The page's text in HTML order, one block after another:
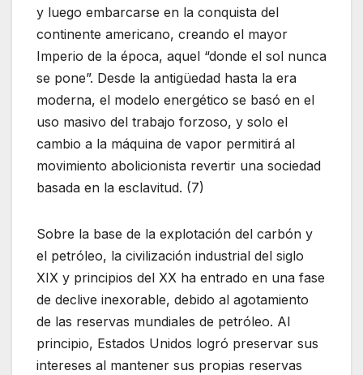
y luego embarcarse en la conquista del
continente americano, creando el mayor
Imperio de la época, aquel “donde el sol nunca
se pone”. Desde la antigüedad hasta la era
moderna, el modelo energético se basó en el
uso masivo del trabajo forzoso, y solo el
cambio a la máquina de vapor permitirá al
movimiento abolicionista revertir una sociedad
basada en la esclavitud. (7)
Sobre la base de la explotación del carbón y
el petróleo, la civilización industrial del siglo
XIX y principios del XX ha entrado en una fase
de declive inexorable, debido al agotamiento
de las reservas mundiales de petróleo. Al
principio, Estados Unidos logró preservar sus
intereses al mantener sus propias reservas